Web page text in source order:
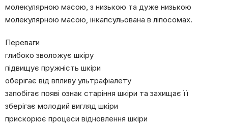
молекулярною масою, з низькою та дуже низькою
молекулярною масою, інкапсульована в ліпосомах.
Переваги
глибоко зволожує шкіру
підвищує пружність шкіри
оберігає від впливу ультрафіалету
запобігає появі ознак старіння шкіри та захищає її
зберігає молодий вигляд шкіри
прискорює процеси відновлення шкіри